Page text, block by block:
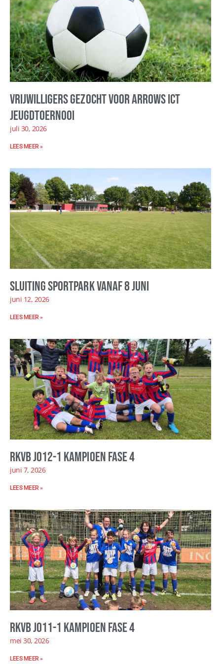
Vrijwilligers gezocht voor Arrows ICT
Jeugdtoernooi
juli 30, 2026
LEES MEER »
Sluiting sportpark vanaf 8 juni
juni 12, 2026
LEES MEER »
RKVB JO12-1 kampioen fase 4
juni 7, 2026
LEES MEER »
RKVB JO11-1 kampioen fase 4
mei 30, 2026
LEES MEER »